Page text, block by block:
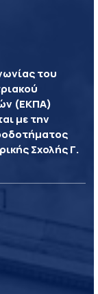
του
(ΕΚΠΑ)
με την
Σχολής Γ.